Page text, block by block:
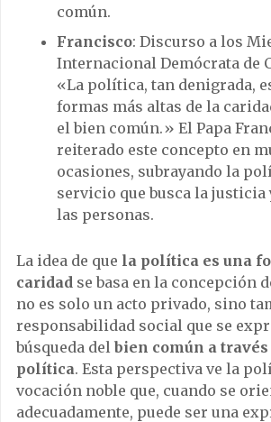
común.
Francisco: Discurso a los
Internacional Demócrata de
«La política, tan denigrada,
formas más altas de la
el bien común.» El Papa
reiterado este concepto en
ocasiones, subrayando la
servicio que busca la justicia
las personas.
La idea de que la política es una
caridad se basa en la concepción
no es solo un acto privado, sino
responsabilidad social que se
búsqueda del bien común a
política. Esta perspectiva ve la
vocación noble que, cuando se
adecuadamente, puede ser una